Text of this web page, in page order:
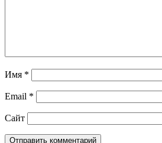
Имя *
Email *
Сайт